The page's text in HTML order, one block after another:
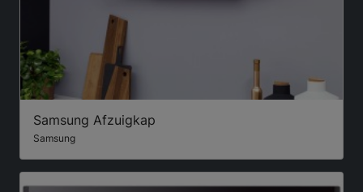
Samsung Afzuigkap
Samsung